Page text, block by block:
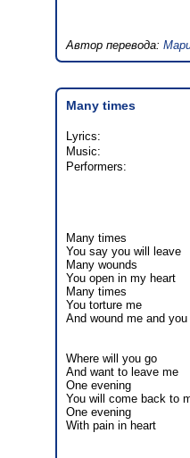
Автор перевода:
Many times
Lyrics:
Music:
Performers:
Many times
You say you will leave
Many wounds
You open in my heart
Many times
You torture me
And wound me and
Where will you go
And want to leave me
One evening
You will come back to
One evening
With pain in heart